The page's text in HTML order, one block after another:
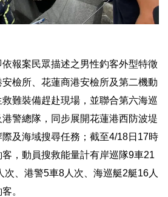
報案民眾描述之男性釣客外型特徵
檢所、花蓮商港安檢所及第二機動
難裝備趕赴現場，並聯合第六海巡
警總隊，同步展開花蓮港西防波堤
及海域搜尋任務；截至4/18日17時
，動員搜救能量計有岸巡隊9車21
次、港警5車8人次、海巡艇2艇16人
。